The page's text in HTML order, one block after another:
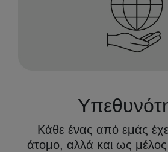
Κάθε ένας από εμάς
άτομο, αλλά και ως μέλος